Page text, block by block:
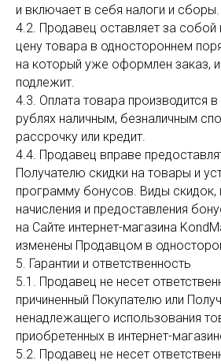
и включает в себя налоги и сборы.
4.2. Продавец оставляет за собой
цену товара в одностороннем
на который уже оформлен заказ,
подлежит.
4.3. Оплата товара производится
рублях наличным, безналичным
рассрочку или кредит.
4.4. Продавец вправе
Получателю скидки на товары и
программу бонусов. Виды скидок,
начисления и предоставления
на Сайте интернет-магазина
изменены Продавцом в
5. Гарантии и ответственность
5.1. Продавец не несет
причиненный Покупателю или
ненадлежащего использования
приобретенных в интернет-
5.2. Продавец не несет